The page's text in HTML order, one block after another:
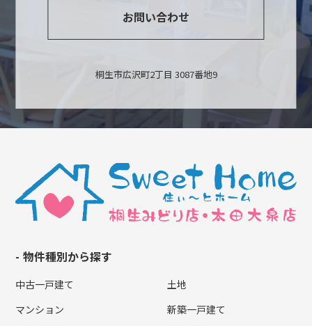
お問い合わせ
桐生市広沢町2丁目 3087番地9
物件種別から探す
中古一戸建て
土地
マンション
新築一戸建て